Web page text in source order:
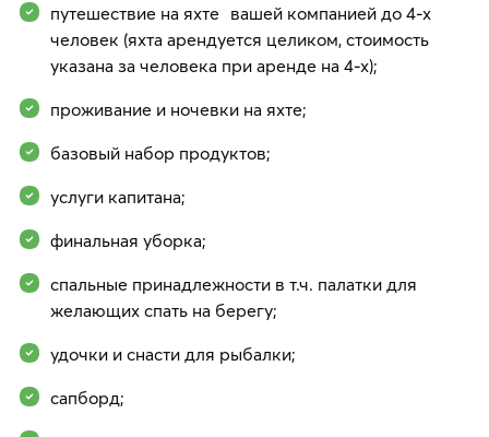
путешествие на яхте вашей компанией до 4-х
человек (яхта арендуется целиком, стоимость
указана за человека при аренде на 4-х);
проживание и ночевки на яхте;
базовый набор продуктов;
услуги капитана;
финальная уборка;
спальные принадлежности в т.ч. палатки для
желающих спать на берегу;
удочки и снасти для рыбалки;
сапборд;